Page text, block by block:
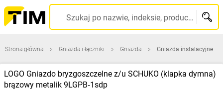
Szukaj po nazwie, indeksie, producencie, kodzie kreskowym...
Strona główna Gniazda i łączniki Gniazda Gniazda instalacyjne
LOGO Gniazdo bryzgoszczelne z/u SCHUKO (klapka dymna)
brązowy metalik 9LGPB‑1sdp